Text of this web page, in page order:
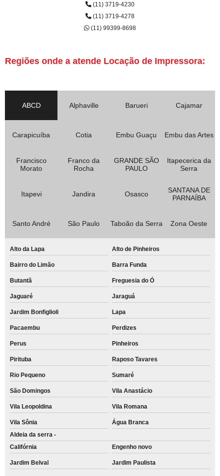
(11) 3719-4230
(11) 3719-4278
(11) 99399-8698
Regiões onde a atende Locação de Impressora:
ABCD Alphaville Barueri Cajamar
Carapicuíba Cotia Embu Guaçu Embu das Artes
Francisco
Morato
Franco da
Rocha
GRANDE SÃO
PAULO
Itapecerica da
Serra
Itapevi Jandira Osasco
SANTANA DE
PARNAÍBA
Santo André São Paulo Taboão da Serra Zona Oeste
Alto da Lapa Alto de Pinheiros
Bairro do Limão Barra Funda
Butantã Freguesia do Ó
Jaguaré Jaraguá
Jardim Bonfiglioli Lapa
Pacaembu Perdizes
Perus Pinheiros
Pirituba Raposo Tavares
Rio Pequeno Sumaré
São Domingos Vila Anastácio
Vila Leopoldina Vila Romana
Vila Sônia
Água Branca
Aldeia da serra -
Califórnia
Engenho novo
Jardim Belval Jardim Paulista